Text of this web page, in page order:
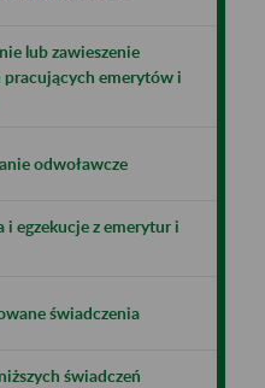
lub zawieszenie
pracujących emerytów i
odwoławcze
i egzekucje z emerytur i
świadczenia
świadczeń